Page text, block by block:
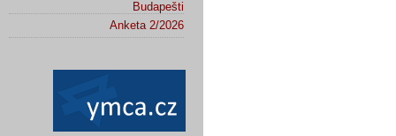
Budapešti
Anketa 2/2026